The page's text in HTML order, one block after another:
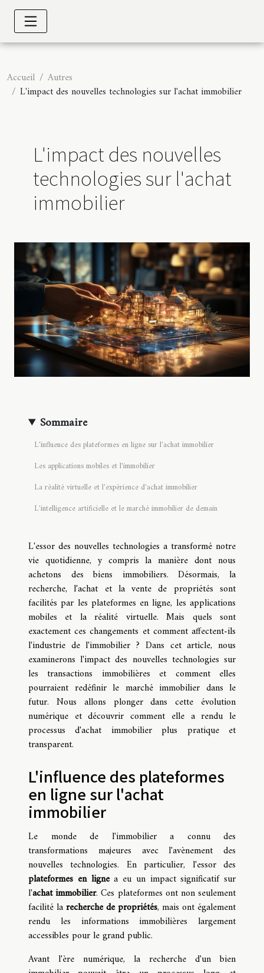
Accueil
Autres
L'impact des nouvelles technologies sur l'achat immobilier
L'impact des nouvelles
technologies sur l'achat
immobilier
Sommaire
L'influence des plateformes en ligne sur l'achat immobilier
Les applications mobiles et l'immobilier
La réalité virtuelle et l'expérience d'achat immobilier
L'intelligence artificielle et le marché immobilier de demain
L'essor des nouvelles technologies a transformé notre
vie quotidienne, y compris la manière dont nous
achetons des biens immobiliers. Désormais, la
recherche, l'achat et la vente de propriétés sont
facilités par les plateformes en ligne, les applications
mobiles et la réalité virtuelle. Mais quels sont
exactement ces changements et comment affectent-ils
l'industrie de l'immobilier ? Dans cet article, nous
examinerons l'impact des nouvelles technologies sur
les transactions immobilières et comment elles
pourraient redéfinir le marché immobilier dans le
futur. Nous allons plonger dans cette évolution
numérique et découvrir comment elle a rendu le
processus d'achat immobilier plus pratique et
transparent.
L'influence des plateformes
en ligne sur l'achat
immobilier
Le monde de l'immobilier a connu des
transformations majeures avec l'avènement des
nouvelles technologies. En particulier, l'essor des
plateformes en lignea eu un impact significatif sur
l'achat immobilier. Ces plateformes ont non seulement
facilité larecherche de propriétés, mais ont également
rendu les informations immobilières largement
accessibles pour le grand public.
Avant l'ère numérique, la recherche d'un bien